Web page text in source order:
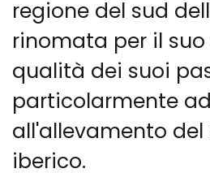
regione del sud
rinomata per il
qualità dei suoi
particolarmente
all'allevamento
iberico.